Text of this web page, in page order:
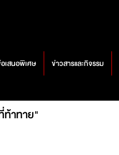
เสนอพิเศษ ข่าวสารและกิจรรม
ท้าทาย"